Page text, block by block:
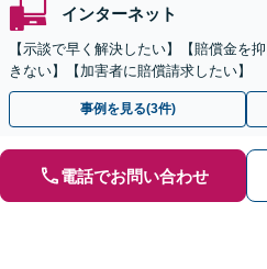
インターネット
【示談で早く解決したい】【賠償金を
きない】【加害者に賠償請求したい】
事例を見る(3件)
電話でお問い合わせ